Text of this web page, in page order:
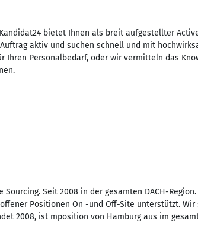
bietet Ihnen als breit aufgestellter
aktiv und suchen schnell und mit
Personalbedarf, oder wir vermitteln das
Seit 2008 in der gesamten DACH-
Positionen On -und Off-Site unterstützt. Wir
2008, ist mposition von Hamburg aus im